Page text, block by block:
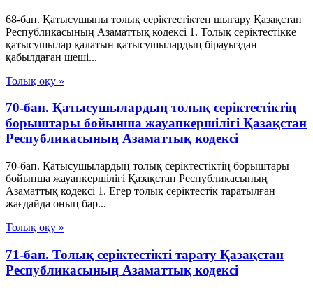
68-бап. Қатысушыны толық серiктестiктен шығару Қазақстан
Республикасының Азаматтық кодексi 1. Толық серiктестiкке
қатысушылар қалатын қатысушылардың бiрауыздан
қабылдаған шешi...
Толық оқу »
70-бап. Қатысушылардың толық серiктестiктiң
борыштары бойынша жауапкершiлiгi Қазақстан
Республикасының Азаматтық кодексi
70-бап. Қатысушылардың толық серiктестiктiң борыштары
бойынша жауапкершiлiгi Қазақстан Республикасының
Азаматтық кодексi 1. Егер толық серiктестiк таратылған
жағдайда оның бар...
Толық оқу »
71-бап. Толық серiктестiктi тарату Қазақстан
Республикасының Азаматтық кодексi